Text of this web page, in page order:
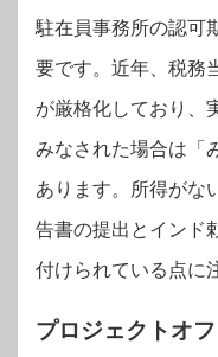
駐在員事務所の認可
要です。近年、税務
が厳格化しており、
みなされた場合は「
あります。所得がな
告書の提出とインド
付けられている点に
プロジェクトオ